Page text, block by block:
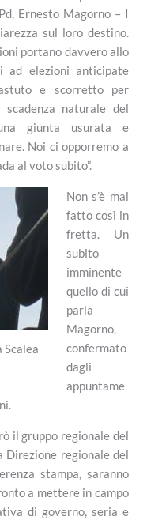
Ernesto Magorno – I
sul loro destino.
portano davvero allo
ad elezioni anticipate
e scorretto per
naturale del
giunta usurata e
Noi ci opporremo a
al voto subito”.
Non s’è mai
fatto così in
fretta. Un
subito
imminente
quello di cui
parla
Magorno,
confermato
dagli
appuntame
il gruppo regionale del
Direzione regionale del
stampa, saranno
a mettere in campo
di governo, seria e